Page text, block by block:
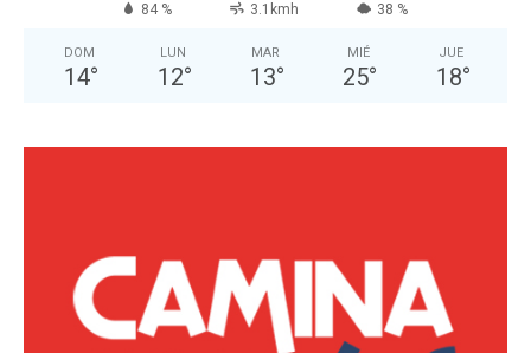
84 % 3.1kmh 38 %
DOM
14°
LUN
12°
MAR
13°
MIÉ
25°
JUE
18°